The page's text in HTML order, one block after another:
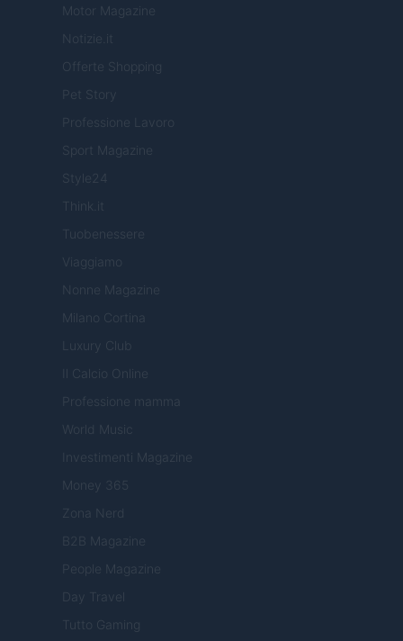
Motor Magazine
Notizie.it
Offerte Shopping
Pet Story
Professione Lavoro
Sport Magazine
Style24
Think.it
Tuobenessere
Viaggiamo
Nonne Magazine
Milano Cortina
Luxury Club
Il Calcio Online
Professione mamma
World Music
Investimenti Magazine
Money 365
Zona Nerd
B2B Magazine
People Magazine
Day Travel
Tutto Gaming